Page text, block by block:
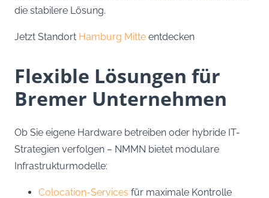
die stabilere Lösung.
Jetzt Standort Hamburg Mitte entdecken
Flexible Lösungen für
Bremer Unternehmen
Ob Sie eigene Hardware betreiben oder hybride IT-
Strategien verfolgen – NMMN bietet modulare
Infrastrukturmodelle:
Colocation-Services für maximale Kontrolle